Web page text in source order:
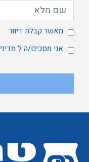
מאשר קבלת דיוור
אני מסכים/ה ל